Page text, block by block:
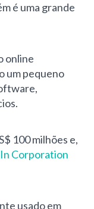
é uma grande
online
um pequeno
100 milhões e,
Corporation
usado em